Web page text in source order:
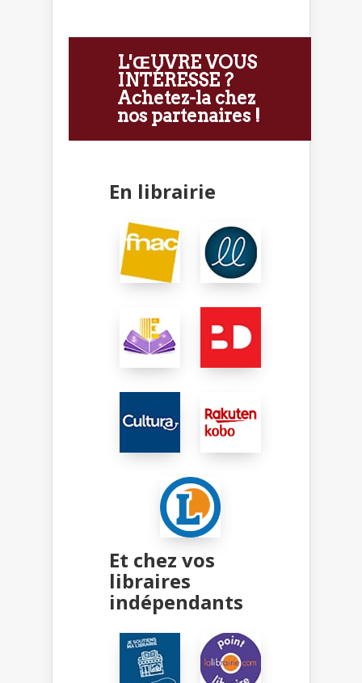
L'ŒUVRE VOUS
INTÉRESSE ?
Achetez-la chez
nos partenaires !
En librairie
Et chez vos
libraires
indépendants